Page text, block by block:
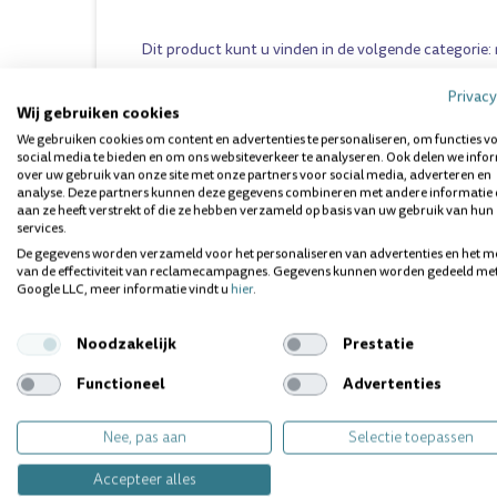
Dit product kunt u vinden in de volgende categorie:
Vragen over dit product? Wij helpen
Gerelateerde producten
korting
Wij gebruiken cookies
We gebruiken cookies om content en advertenties te personaliseren, om functies
social media te bieden en om ons websiteverkeer te analyseren. Ook delen we
over uw gebruik van onze site met onze partners voor social media, adverteren en
analyse. Deze partners kunnen deze gegevens combineren met andere informatie
aan ze heeft verstrekt of die ze hebben verzameld op basis van uw gebruik van hun
services.
De gegevens worden verzameld voor het personaliseren van advertenties en het
van de effectiviteit van reclamecampagnes. Gegevens kunnen worden gedeeld
Google LLC, meer informatie vindt uhier.
Noodzakelijk
Prestatie
Functioneel
Advertenties
Nee, pas aan
Selectie toepassen
Accepteer alles